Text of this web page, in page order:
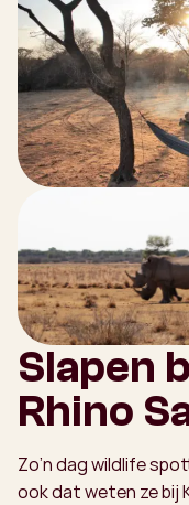
Slapen
Rhino
Zo’n dag wildlife
ook dat weten ze bij